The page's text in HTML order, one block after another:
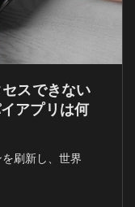
スできない
アプリは何
刷新し、世界